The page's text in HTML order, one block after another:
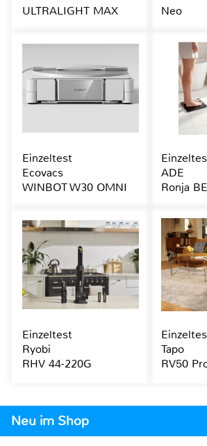
Neu im Shop
ULTRALIGHT MAX
Neo
Einzeltest
Ecovacs
WINBOT W30 OMNI
ADE
Ronja
Einzeltest
Ryobi
RHV 44-220G
Tapo
RV50